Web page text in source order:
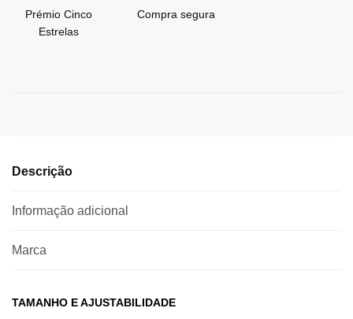
Prémio Cinco
Estrelas
Compra segura
Descrição
Informação adicional
Marca
TAMANHO E AJUSTABILIDADE